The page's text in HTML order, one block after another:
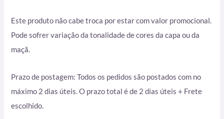
Este produto não cabe troca por estar com valor promocional.
Pode sofrer variação da tonalidade de cores da capa ou da
maçã.
Prazo de postagem: Todos os pedidos são postados com no
máximo 2 dias úteis. O prazo total é de 2 dias úteis + Frete
escolhido.